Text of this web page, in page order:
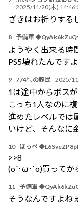
2025/11/20(木)
ざきはお祈りする
8 予備軍
ようやく出来る時
PS5壊れたんです
9 774㌧の豚民 2025/
1は途中からボス
こっち1人なのに
進めたレベルでは
いけど、そんなに
10 ほっぺ
>>8
(o´･ω･`o)買ってか
11 予備軍
そうなんですよねぇ